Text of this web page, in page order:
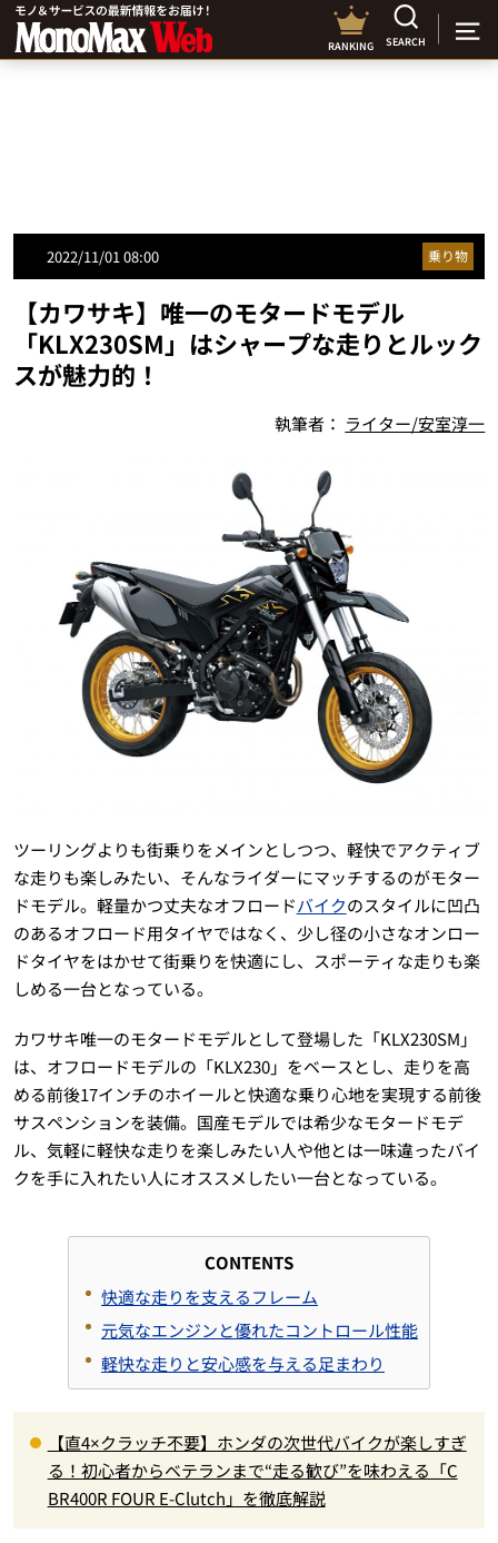
RANKING SEARCH
2022/11/01 08:00 乗り物
【カワサキ】唯一のモタードモデル
「KLX230SM」はシャープな走りとルック
スが魅力的！
執筆者： ライター/安室淳一
ツーリングよりも街乗りをメインとしつつ、軽快でアクティブ
な走りも楽しみたい、そんなライダーにマッチするのがモター
ドモデル。軽量かつ丈夫なオフロードバイクのスタイルに凹凸
のあるオフロード用タイヤではなく、少し径の小さなオンロー
ドタイヤをはかせて街乗りを快適にし、スポーティな走りも楽
しめる一台となっている。
カワサキ唯一のモタードモデルとして登場した「KLX230SM」
は、オフロードモデルの「KLX230」をベースとし、走りを高
める前後17インチのホイールと快適な乗り心地を実現する前後
サスペンションを装備。国産モデルでは希少なモタードモデ
ル、気軽に軽快な走りを楽しみたい人や他とは一味違ったバイ
クを手に入れたい人にオススメしたい一台となっている。
CONTENTS
快適な走りを支えるフレーム
元気なエンジンと優れたコントロール性能
軽快な走りと安心感を与える足まわり
【直4×クラッチ不要】ホンダの次世代バイクが楽しすぎ
る！初心者からベテランまで“走る歓び”を味わえる「C
BR400R FOUR E-Clutch」を徹底解説